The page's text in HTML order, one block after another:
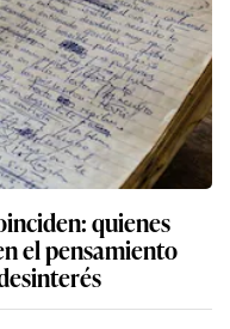
quienes
el pensamiento